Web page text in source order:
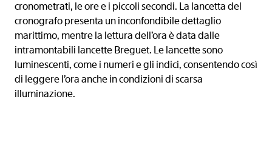
cronometrati, le ore e i piccoli secondi. La lancetta del
cronografo presenta un inconfondibile dettaglio
marittimo, mentre la lettura dell’ora è data dalle
intramontabili lancette Breguet. Le lancette sono
luminescenti, come i numeri e gli indici, consentendo così
di leggere l’ora anche in condizioni di scarsa
illuminazione.